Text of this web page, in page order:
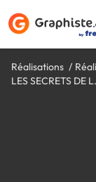
Réalisations
LES SECRETS DE